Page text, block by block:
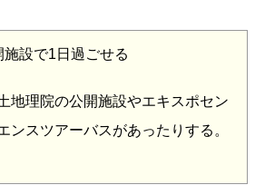
設で1日過ごせる
地理院の公開施設やエキスポセン
ンスツアーバスがあったりする。